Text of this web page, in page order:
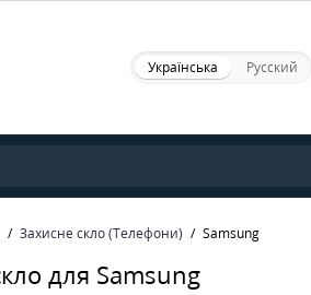
Українська Русский
Захисне скло (Телефони) Samsung
для Samsung